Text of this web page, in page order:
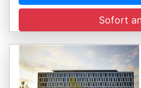
Sofort